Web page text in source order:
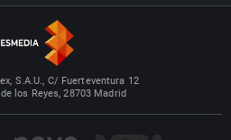
S.A.U., C/ Fuerteventura 12
los Reyes, 28703 Madrid